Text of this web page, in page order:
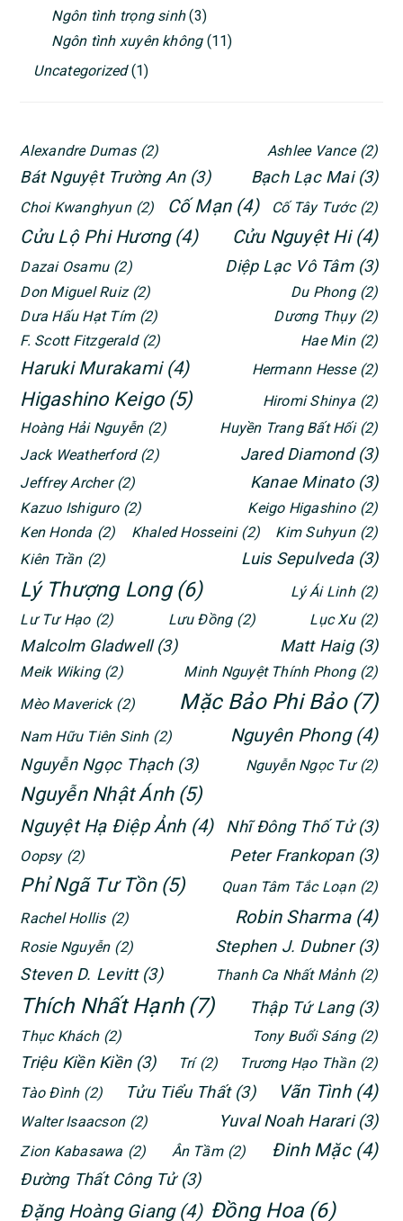
Ngôn tình trọng sinh(3)
Ngôn tình xuyên không(11)
Uncategorized(1)
Alexandre Dumas (2) Ashlee Vance (2)
Bát Nguyệt Trường An (3) Bạch Lạc Mai (3)
Choi Kwanghyun (2) Cố Mạn (4) Cố Tây Tước (2)
Cửu Lộ Phi Hương (4) Cửu Nguyệt Hi (4)
Dazai Osamu (2) Diệp Lạc Vô Tâm (3)
Don Miguel Ruiz (2) Du Phong (2)
Dưa Hấu Hạt Tím (2) Dương Thụy (2)
F. Scott Fitzgerald (2) Hae Min (2)
Haruki Murakami (4) Hermann Hesse (2)
Higashino Keigo (5) Hiromi Shinya (2)
Hoàng Hải Nguyễn (2) Huyền Trang Bất Hối (2)
Jack Weatherford (2) Jared Diamond (3)
Jeffrey Archer (2) Kanae Minato (3)
Kazuo Ishiguro (2) Keigo Higashino (2)
Ken Honda (2) Khaled Hosseini (2) Kim Suhyun (2)
Kiên Trần (2) Luis Sepulveda (3)
Lý Thượng Long (6) Lý Ái Linh (2)
Lư Tư Hạo (2) Lưu Đồng (2) Lục Xu (2)
Malcolm Gladwell (3) Matt Haig (3)
Meik Wiking (2) Minh Nguyệt Thính Phong (2)
Mèo Maverick (2) Mặc Bảo Phi Bảo (7)
Nam Hữu Tiên Sinh (2) Nguyên Phong (4)
Nguyễn Ngọc Thạch (3) Nguyễn Ngọc Tư (2)
Nguyễn Nhật Ánh (5)
Nguyệt Hạ Điệp Ảnh (4) Nhĩ Đông Thố Tử (3)
Oopsy (2) Peter Frankopan (3)
Phỉ Ngã Tư Tồn (5) Quan Tâm Tắc Loạn (2)
Rachel Hollis (2) Robin Sharma (4)
Rosie Nguyễn (2) Stephen J. Dubner (3)
Steven D. Levitt (3) Thanh Ca Nhất Mảnh (2)
Thích Nhất Hạnh (7) Thập Tứ Lang (3)
Thục Khách (2) Tony Buổi Sáng (2)
Triệu Kiền Kiền (3) Trí (2) Trương Hạo Thần (2)
Tào Đình (2) Tửu Tiểu Thất (3) Vãn Tình (4)
Walter Isaacson (2) Yuval Noah Harari (3)
Zion Kabasawa (2) Ân Tầm (2) Đinh Mặc (4)
Đường Thất Công Tử (3)
Đặng Hoàng Giang (4) Đồng Hoa (6)